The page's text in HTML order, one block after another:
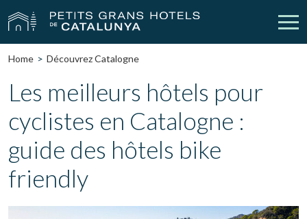
Nos Hôtels
Mariages Réunions
Chèques Cadeau Découvrez Catalogne
Contact
Home Découvrez Catalogne
Les meilleurs hôtels pour
cyclistes en Catalogne :
guide des hôtels bike
friendly